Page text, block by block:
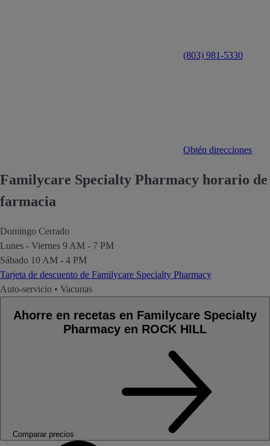
(803) 981-5330
Obtén direcciones
Familycare Specialty Pharmacy horario de
farmacia
Domingo Cerrado
Lunes - Viernes 9 AM - 7 PM
Sábado 10 AM - 4 PM
Tarjeta de descuento de Familycare Specialty Pharmacy
Auto-servicio • Vacunas
Ahorre en recetas en Familycare Specialty
Pharmacy en ROCK HILL
Comparar precios